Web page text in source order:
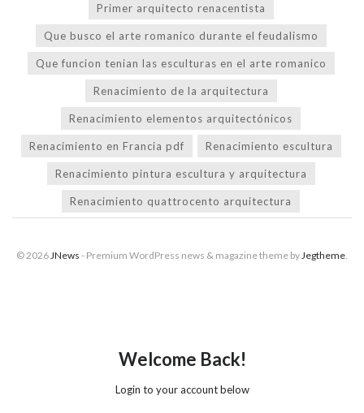
Primer arquitecto renacentista
Que busco el arte romanico durante el feudalismo
Que funcion tenian las esculturas en el arte romanico
Renacimiento de la arquitectura
Renacimiento elementos arquitectónicos
Renacimiento en Francia pdf Renacimiento escultura
Renacimiento pintura escultura y arquitectura
Renacimiento quattrocento arquitectura
© 2026JNews - Premium WordPress news & magazine theme byJegtheme.
Welcome Back!
Login to your account below